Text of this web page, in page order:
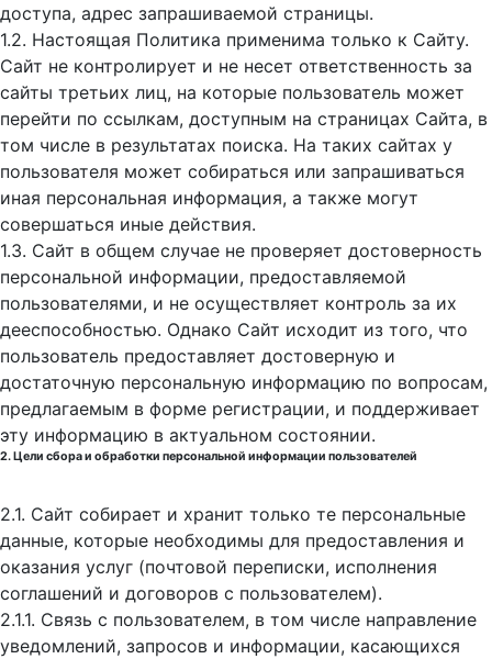
доступа, адрес запрашиваемой страницы.
1.2. Настоящая Политика применима только к Сайту.
Сайт не контролирует и не несет ответственность за
сайты третьих лиц, на которые пользователь может
перейти по ссылкам, доступным на страницах Сайта, в
том числе в результатах поиска. На таких сайтах у
пользователя может собираться или запрашиваться
иная персональная информация, а также могут
совершаться иные действия.
1.3. Сайт в общем случае не проверяет достоверность
персональной информации, предоставляемой
пользователями, и не осуществляет контроль за их
дееспособностью. Однако Сайт исходит из того, что
пользователь предоставляет достоверную и
достаточную персональную информацию по вопросам,
предлагаемым в форме регистрации, и поддерживает
эту информацию в актуальном состоянии.
2. Цели сбора и обработки персональной информации пользователей
2.1. Сайт собирает и хранит только те персональные
данные, которые необходимы для предоставления и
оказания услуг (почтовой переписки, исполнения
соглашений и договоров с пользователем).
2.1.1. Связь с пользователем, в том числе направление
уведомлений, запросов и информации, касающихся